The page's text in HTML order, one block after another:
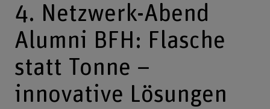
4. Netzwerk-Abend
Alumni BFH: Flasche
statt Tonne –
innovative Lösungen